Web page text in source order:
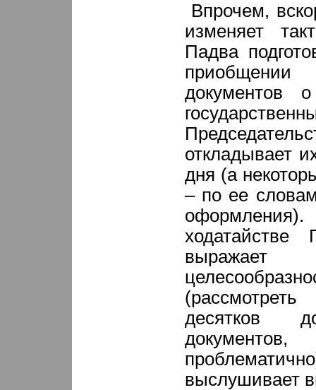
Впрочем,
изменяет
Падва
документов
откладывает
дня (а
– по ее
оформления).
ходатайстве
десятков
выслушивает